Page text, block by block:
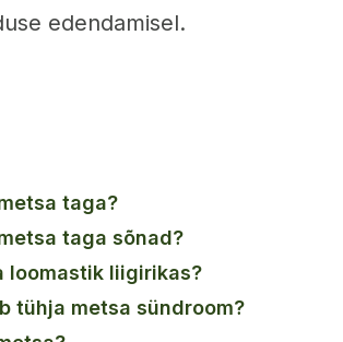
edendamisel.
metsa taga?
metsa taga sõnad?
loomastik liigirikas?
tühja metsa sündroom?